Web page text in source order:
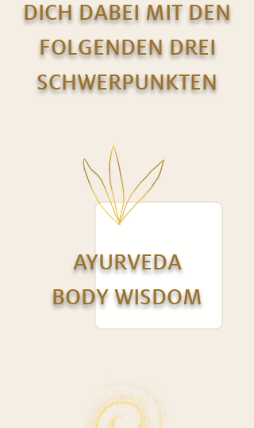
DICH DABEI MIT DEN
FOLGENDEN DREI
SCHWERPUNKTEN
AYURVEDA
BODY WISDOM